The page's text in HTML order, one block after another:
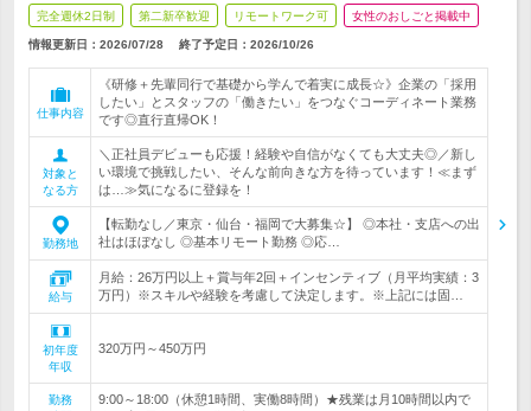
完全週休2日制 第二新卒歓迎 リモートワーク可 女性のおしごと掲載中
情報更新日：2026/07/28 終了予定日： 2026/10/26
仕事内容
《研修＋先輩同行で基礎から学んで着実に成長☆》企業の「採用
したい」とスタッフの「働きたい」をつなぐコーディネート業務
です◎直行直帰OK！
対象と
なる方
＼正社員デビューも応援！経験や自信がなくても大丈夫◎／新し
い環境で挑戦したい、そんな前向きな方を待っています！≪まず
は…≫気になるに登録を！
勤務地
【転勤なし／東京・仙台・福岡で大募集☆】 ◎本社・支店への出
社はほぼなし ◎基本リモート勤務 ◎応…
給与
月給：26万円以上＋賞与年2回＋インセンティブ（月平均実績：3
万円）※スキルや経験を考慮して決定します。※上記には固…
初年度
年収
320万円～450万円
勤務
9:00～18:00（休憩1時間、実働8時間）★残業は月10時間以内で